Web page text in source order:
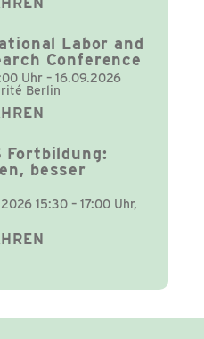
Labor and
Conference
Uhr – 16.09.2026
Berlin
Fortbildung:
besser
15:30 – 17:00 Uhr,